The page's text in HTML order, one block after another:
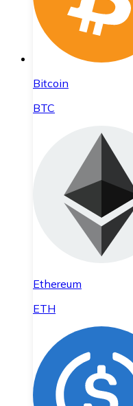
Bitcoin
BTC
Ethereum
ETH